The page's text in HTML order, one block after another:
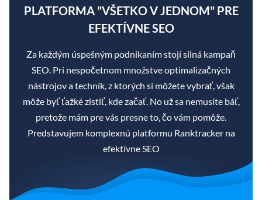
PLATFORMA "VŠETKO V JEDNOM" PRE
EFEKTÍVNE SEO
Za každým úspešným podnikaním stojí silná kampaň
SEO. Pri nespočetnom množstve optimalizačných
nástrojov a techník, z ktorých si môžete vybrať, však
môže byť ťažké zistiť, kde začať. No už sa nemusíte báť,
pretože mám pre vás presne to, čo vám pomôže.
Predstavujem komplexnú platformu Ranktracker na
efektívne SEO